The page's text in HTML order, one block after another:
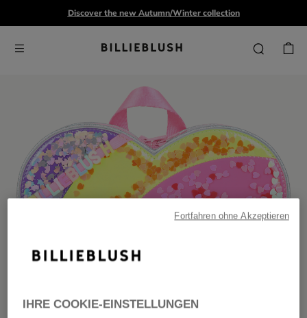
Discover the new Autumn/Winter collection
IHRE COOKIE-EINSTELLUNGEN
Fortfahren ohne Akzeptieren